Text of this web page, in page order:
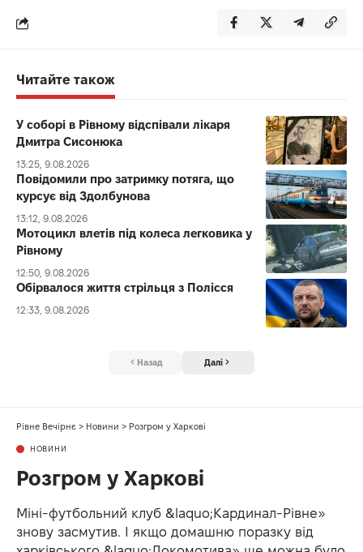
Читайте також
У соборі в Рівному відспівали лікаря
Дмитра Сисонюка
13:25, 9.08.2026
Повідомили про затримку потяга, що
курсує від Здолбунова
13:12, 9.08.2026
Мотоцикл влетів під колеса легковика у
Рівному
12:50, 9.08.2026
Обірвалося життя стрільця з Полісся
12:33, 9.08.2026
Назад Далі
Рівне Вечірнє > Новини > Розгром у Харкові
НОВИНИ
Розгром у Харкові
Міні-футбольний клуб &laquo;Кардинал-Рівне»
знову засмутив. І якщо домашню поразку від